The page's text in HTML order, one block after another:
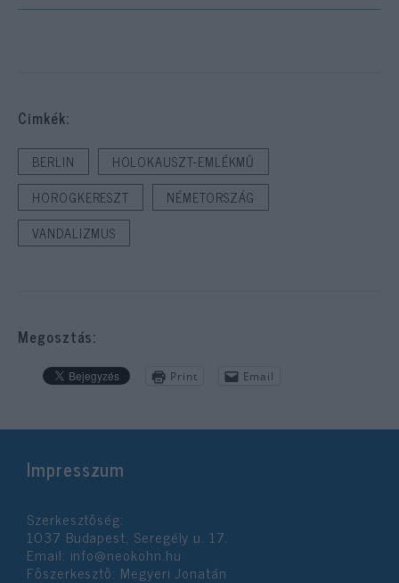
Cimkék:
BERLIN
HOLOKAUSZT-EMLÉKMŰ
HOROGKERESZT
NÉMETORSZÁG
VANDALIZMUS
Megosztás:
Print Email
Impresszum
Szerkesztőség:
1037 Budapest, Seregély u. 17.
Email: info@neokohn.hu
Főszerkesztő: Megyeri Jonatán